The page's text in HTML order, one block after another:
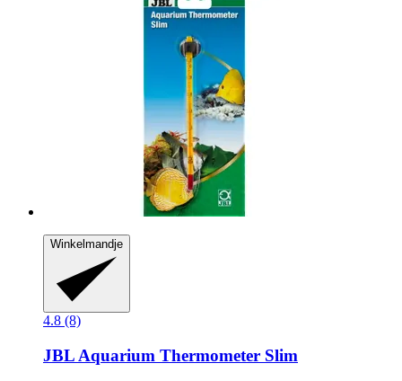
Winkelmandje
4.8 (8)
JBL Aquarium Thermometer Slim